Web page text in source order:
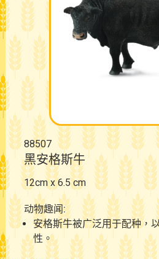
88507
黑安格斯牛
12cm x 6.5 cm
动物趣闻:
安格斯牛被广泛用于配种，
性。